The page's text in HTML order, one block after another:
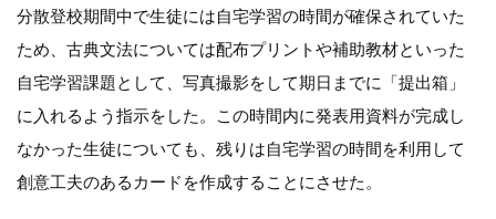
分散登校期間中で生徒には自宅学習の時間が確保されていた
ため、古典文法については配布プリントや補助教材といった
自宅学習課題として、写真撮影をして期日までに「提出箱」
に入れるよう指示をした。この時間内に発表用資料が完成し
なかった生徒についても、残りは自宅学習の時間を利用して
創意工夫のあるカードを作成することにさせた。